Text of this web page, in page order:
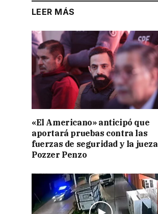
LEER MÁS
«El Americano» anticipó que
aportará pruebas contra las
fuerzas de seguridad y la jueza
Pozzer Penzo